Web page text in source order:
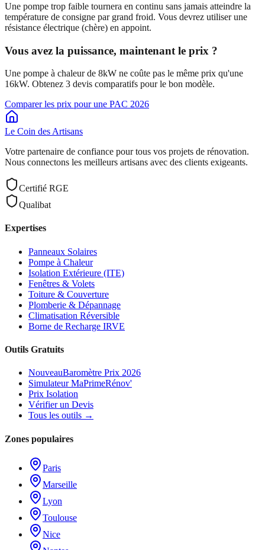
Une pompe trop faible tournera en continu sans jamais atteindre la
température de consigne par grand froid. Vous devrez utiliser une
résistance électrique (chère) en appoint.
Vous avez la puissance, maintenant le prix ?
Une pompe à chaleur de 8kW ne coûte pas le même prix qu'une
16kW. Obtenez 3 devis comparatifs pour le bon modèle.
Comparer les prix pour une PAC 2026
Le Coin des Artisans
Votre partenaire de confiance pour tous vos projets de rénovation.
Nous connectons les meilleurs artisans avec des clients exigeants.
Certifié RGE
Qualibat
Expertises
Panneaux Solaires
Pompe à Chaleur
Isolation Extérieure (ITE)
Fenêtres & Volets
Toiture & Couverture
Plomberie & Dépannage
Climatisation Réversible
Borne de Recharge IRVE
Outils Gratuits
NouveauBaromètre Prix 2026
Simulateur MaPrimeRénov'
Prix Isolation
Vérifier un Devis
Tous les outils →
Zones populaires
Paris
Marseille
Lyon
Toulouse
Nice